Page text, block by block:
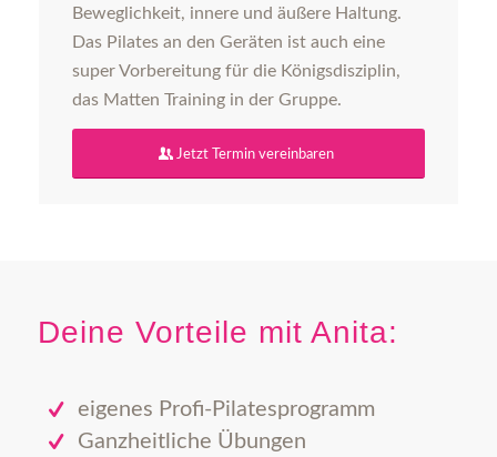
Beweglichkeit, innere und äußere Haltung.
Das Pilates an den Geräten ist auch eine
super Vorbereitung für die Königsdisziplin,
das Matten Training in der Gruppe.
Jetzt Termin vereinbaren
Deine Vorteile mit Anita:
eigenes Profi-Pilatesprogramm
Ganzheitliche Übungen